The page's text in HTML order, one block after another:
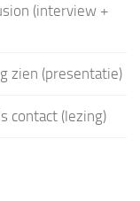
(interview +
zien (presentatie)
contact (lezing)